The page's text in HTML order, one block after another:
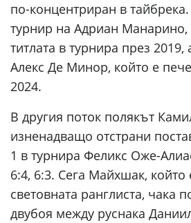
по-концентриран в
турнир на Адриан Манарино,
титлата в турнира през
Алекс Де Минор, който е
2024.
В другия поток полякът
изненадващо отстрани
1 в турнира Феликс Оже-
6:4, 6:3. Сега Майхшак,
световната ранглиста, чака
двубоя между руснака